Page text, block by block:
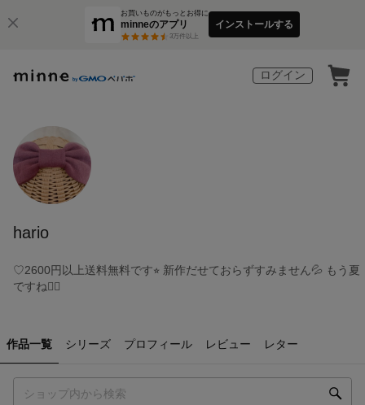
お買いものがもっとお得に
minneのアプリ
3万件以上
インストールする
ログイン
hario
♡2600円以上送料無料です⭐︎ 新作だせておらずすみません💦 もう夏
ですね🙇‍♀️
作品一覧 シリーズ プロフィール レビュー レター